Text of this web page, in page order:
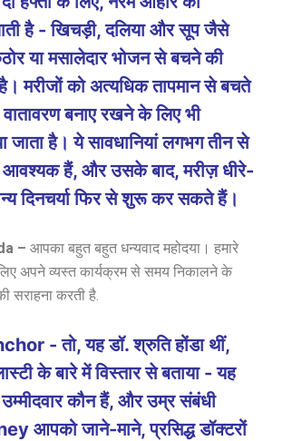
है - खिचड़ी, दलिया और सूप जैसे
या मसालेदार भोजन से बचने की
मरीजों को अत्यधिक तापमान से बचते
बनाए रखने के लिए भी
जाता है। ये सावधानियां लगभग तीन से
आवश्यक हैं, और उसके बाद, मरीज़ धीरे-
दिनचर्या फिर से शुरू कर सकते हैं।
– आपका बहुत बहुत धन्यवाद महोदया। हमारे
अपने व्यस्त कार्यक्रम से समय निकालने के
सराहना करती है.
- तो, यह डॉ. श्रुति होंडा थीं,
के बारे में विस्तार से बताया - यह
कौन हैं, और उम्र संबंधी
आपको जाने-माने, प्रसिद्ध डॉक्टरों